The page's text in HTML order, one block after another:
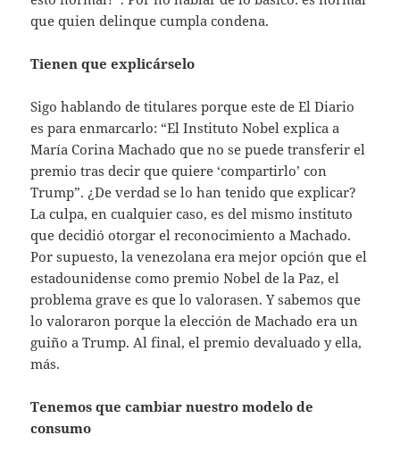
que quien delinque cumpla condena.
Tienen que explicárselo
Sigo hablando de titulares porque este de El Diario
es para enmarcarlo: “El Instituto Nobel explica a
María Corina Machado que no se puede transferir el
premio tras decir que quiere ‘compartirlo’ con
Trump”. ¿De verdad se lo han tenido que explicar?
La culpa, en cualquier caso, es del mismo instituto
que decidió otorgar el reconocimiento a Machado.
Por supuesto, la venezolana era mejor opción que el
estadounidense como premio Nobel de la Paz, el
problema grave es que lo valorasen. Y sabemos que
lo valoraron porque la elección de Machado era un
guiño a Trump. Al final, el premio devaluado y ella,
más.
Tenemos que cambiar nuestro modelo de
consumo